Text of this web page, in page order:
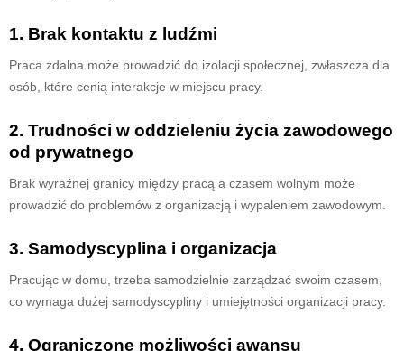
1. Brak kontaktu z ludźmi
Praca zdalna może prowadzić do izolacji społecznej, zwłaszcza dla
osób, które cenią interakcje w miejscu pracy.
2. Trudności w oddzieleniu życia zawodowego
od prywatnego
Brak wyraźnej granicy między pracą a czasem wolnym może
prowadzić do problemów z organizacją i wypaleniem zawodowym.
3. Samodyscyplina i organizacja
Pracując w domu, trzeba samodzielnie zarządzać swoim czasem,
co wymaga dużej samodyscypliny i umiejętności organizacji pracy.
4. Ograniczone możliwości awansu